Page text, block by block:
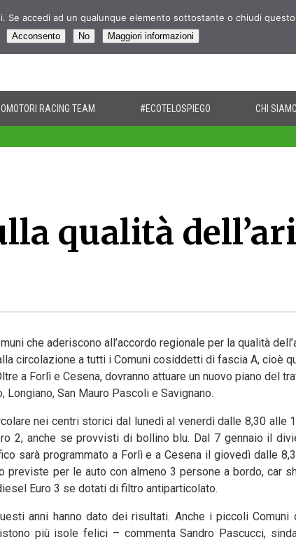
RACING TEAM #ECOTELOSPIEGO CHI SIAMO
qualità
che aderiscono all’accordo regionale per la qualità
circolazione a tutti i Comuni cosiddetti di fascia A, cioè
a Forlì e Cesena, dovranno attuare un nuovo piano del
San Mauro Pascoli e Savignano.
nei centri storici dal lunedì al venerdì dalle 8,30 alle
2, anche se provvisti di bollino blu. Dal 7 gennaio il
sarà programmato a Forlì e a Cesena il giovedì dalle
per le auto con almeno 3 persone a bordo, car
Euro 3 se dotati di filtro antiparticolato.
anni hanno dato dei risultati. Anche i piccoli Comuni
più isole felici – commenta Sandro Pascucci,
accedi ad un qualunque elemento sottostante o chiudi
Acconsento No Maggiori informazioni